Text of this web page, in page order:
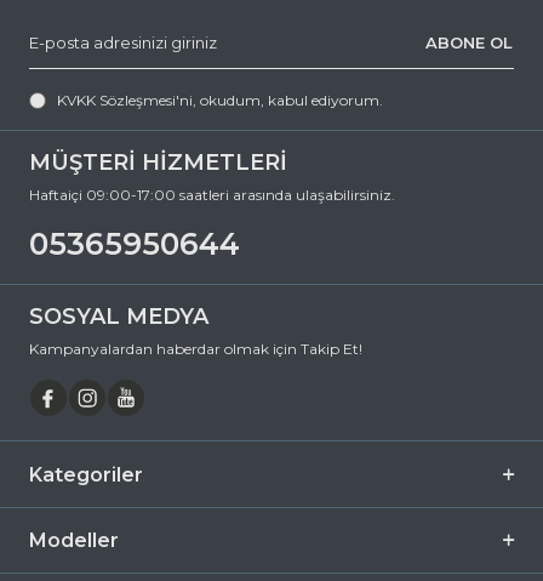
MÜŞTERİ HİZMETLERİ
Haftaiçi 09:00-17:00 saatleri arasında ulaşabilirsiniz.
05365950644
ABONE OL
KVKK Sözleşmesi'ni , okudum, kabul ediyorum.
SOSYAL MEDYA
Kampanyalardan haberdar olmak için Takip Et!
Kategoriler
Modeller